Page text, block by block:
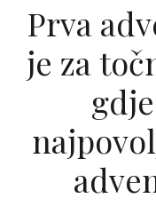
Prva
je za